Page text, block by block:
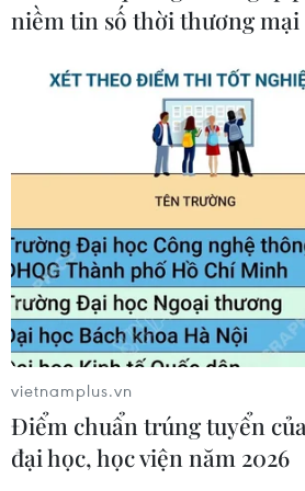
Pháp cảnh giác nguy cơ thao
thông tin trước bầu cử tổng thống
Mỹ đánh giá thỏa thuận hòa
Armenia-Azerbaijan và sáng
TRIPP
09/08/2026 06:56
Khủng hoảng nắng nóng đẩy 34
của Pháp vào mức nguy cơ cháy
rừng cao
niềm tin số thời thương
vietnamplus.vn
Điểm chuẩn trúng tuyển
đại học, học viện năm 2026